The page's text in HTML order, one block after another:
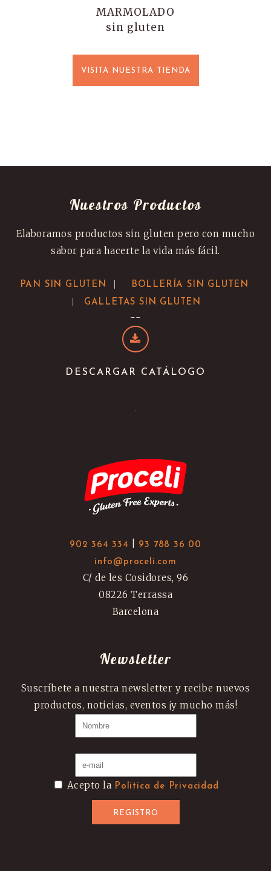
MARMOLADO
sin gluten
VISITA NUESTRA TIENDA
Nuestros Productos
Elaboramos productos sin gluten pero con mucho
sabor para hacerte la vida más fácil.
PAN SIN GLUTEN | BOLLERÍA SIN GLUTEN
| GALLETAS SIN GLUTEN
--
DESCARGAR CATÁLOGO
.
902 364 334
93 788 36 00
info@proceli.com
C/ de les Cosidores, 96
08226 Terrassa
Barcelona
Newsletter
Suscríbete a nuestra newsletter y recibe nuevos
productos, noticias, eventos ¡y mucho más!
Acepto la Politica de Privacidad